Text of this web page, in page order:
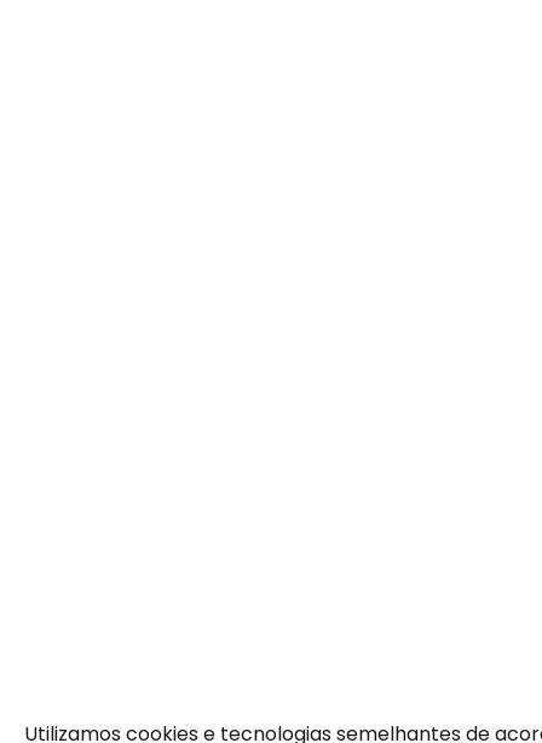
Utilizamos cookies e tecnologias semelhantes de